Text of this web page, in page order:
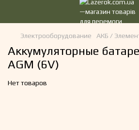
Электрооборудование АКБ /
Аккумуляторные
AGM (6V)
Нет товаров